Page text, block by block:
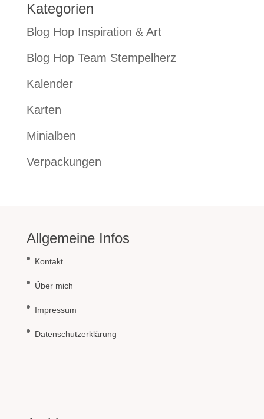
Kategorien
Blog Hop Inspiration & Art
Blog Hop Team Stempelherz
Kalender
Karten
Minialben
Verpackungen
Allgemeine Infos
Kontakt
Über mich
Impressum
Datenschutzerklärung